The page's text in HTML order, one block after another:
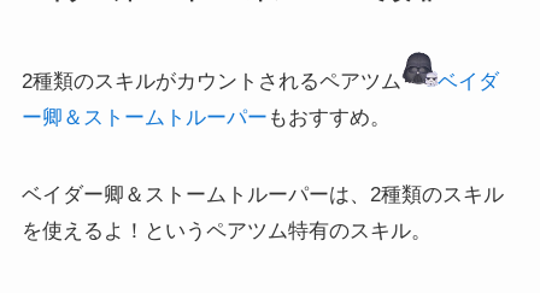
2種類のスキルがカウントされるペアツム
ベイダ
ー卿＆ ストームトルーパー もおすすめ。
ベイダー卿＆ストームトルーパーは、2種類のスキル
を使えるよ！というペアツム特有のスキル。